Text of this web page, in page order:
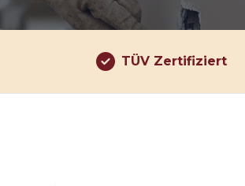
TÜV Zertifiziert